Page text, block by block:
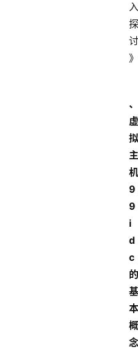
入
探
讨
》
、
虚
拟
主
机
9
9
i
d
c
的
基
本
概
念